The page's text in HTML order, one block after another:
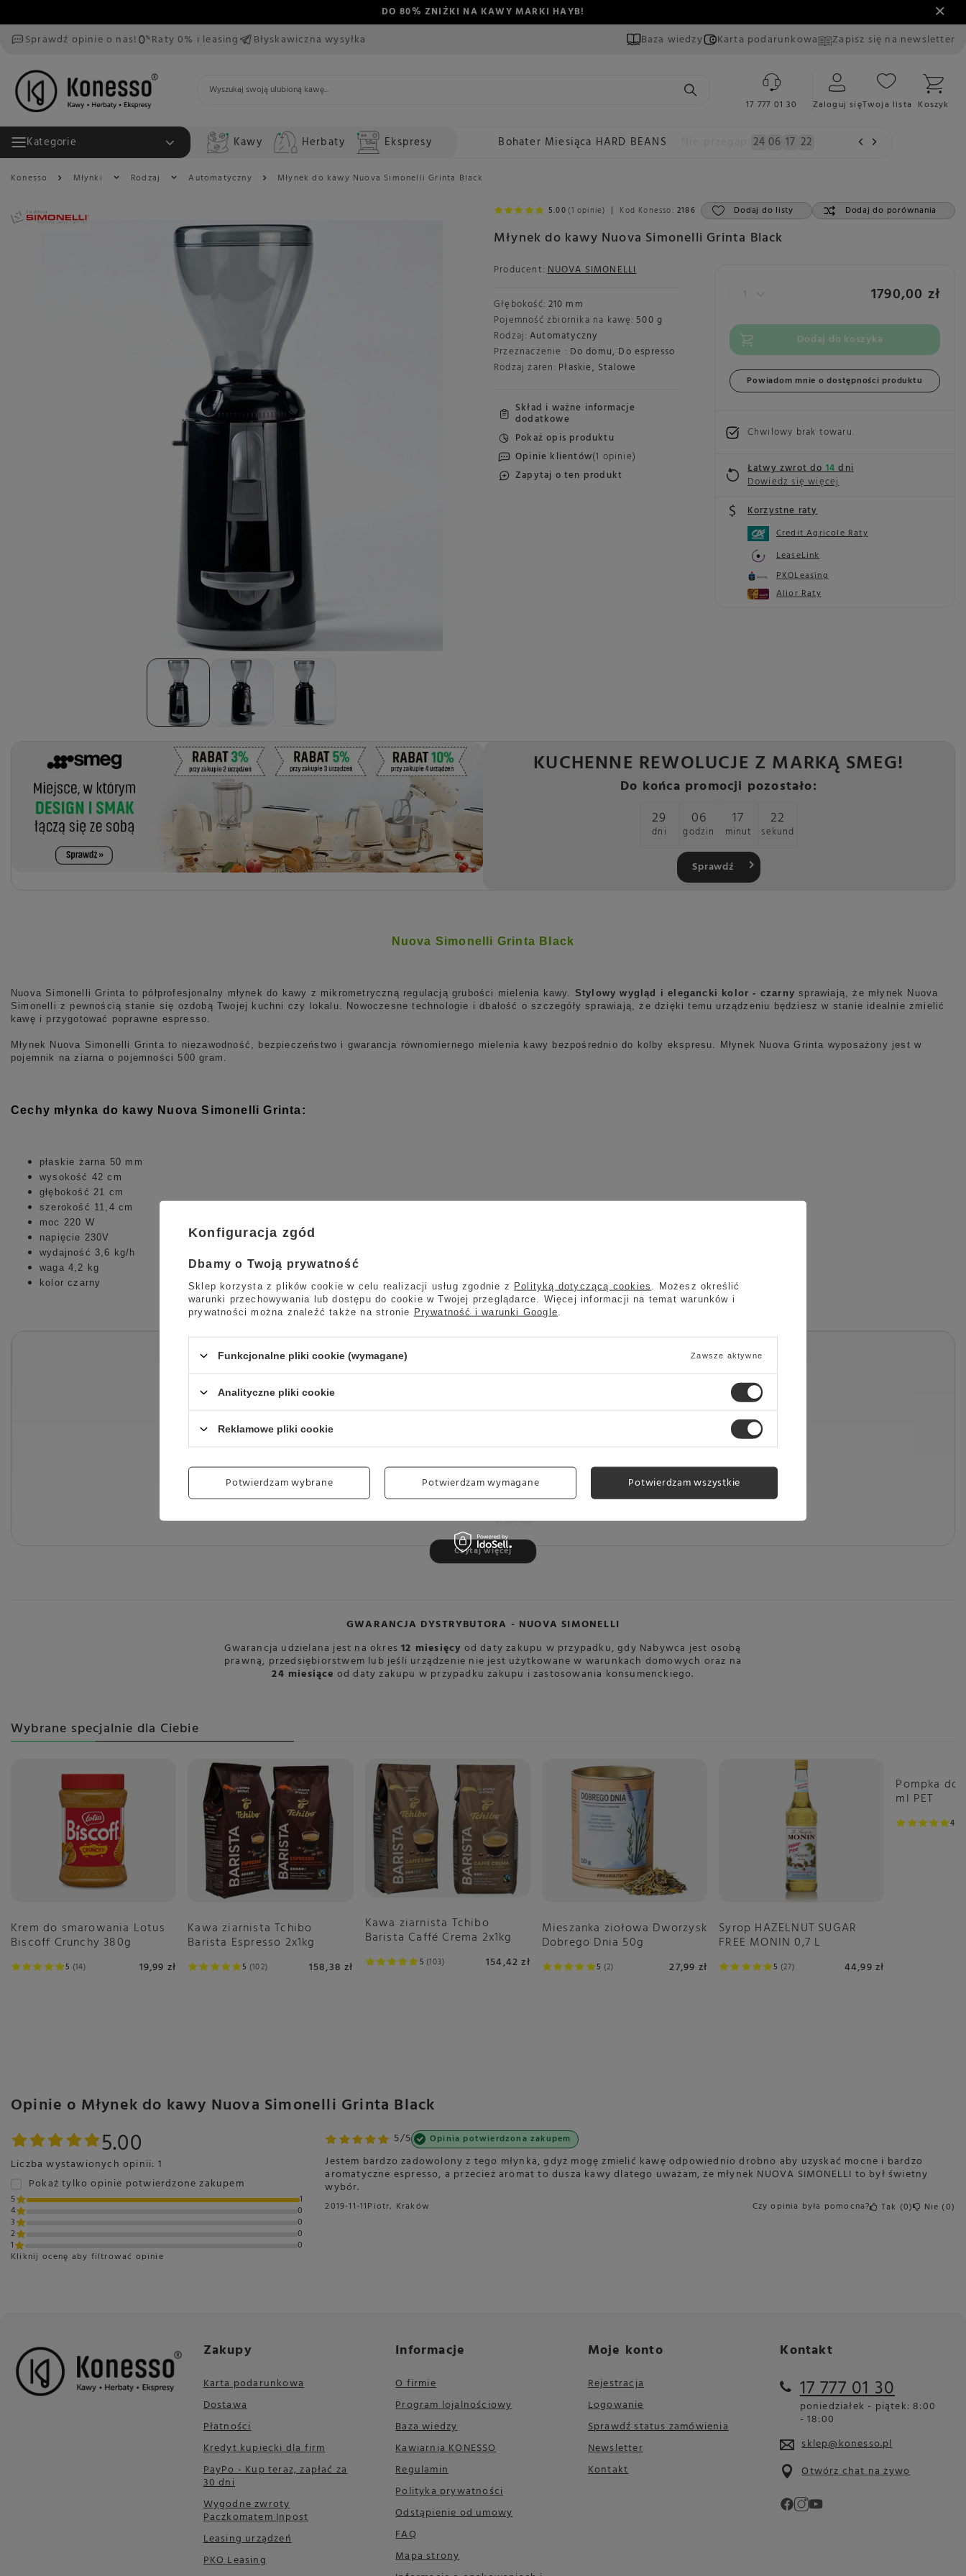
DO 80% ZNIŻKI NA KAWY MARKI HAYB!
Sprawdź opinie o nas!
Raty 0% i leasing Błyskawiczna wysyłka Baza wiedzy Karta podarunkowa Zapisz się na newsletter
17 777 01 30 Zaloguj sięTwoja lista Koszyk
Kategorie Kawy Herbaty Ekspresy Bohater Miesiąca HARD BEANS 24 06 17 21
Konesso Młynki Rodzaj Automatyczny Młynek do kawy Nuova Simonelli Grinta Black
Młynek do kawy Nuova Simonelli Grinta Black
5.00 (1 opinie) Kod Konesso: 2186 Dodaj do listy Dodaj do porównania
Producent: NUOVA SIMONELLI
Głębokość: 210 mm
Pojemność zbiornika na kawę: 500 g
Rodzaj: Automatyczny
Przeznaczenie : Do domu, Do espresso
Rodzaj żaren: Płaskie, Stalowe
Skład i ważne informacje
dodatkowe
Pokaż opis produktu
Opinie klientów(1 opinie)
Zapytaj o ten produkt
1790,00 zł
Dodaj do koszyka
Powiadom mnie o dostępności produktu
Chwilowy brak towaru
Łatwy zwrot do14dni
Dowiedz się więcej
Korzystne raty
Credit Agricole Raty
LeaseLink
PKOLeasing
Alior Raty
KUCHENNE REWOLUCJE Z MARKĄ SMEG!
Do końca promocji pozostało:
29
dni
06
godzin
17
minut
21
sekund
Sprawdź
Nuova Simonelli Grinta Black
Nuova Simonelli Grinta to półprofesjonalny młynek do kawy z mikrometryczną regulacją grubości mielenia kawy. Stylowy wygląd i elegancki kolor - czarnysprawiają, że młynek Nuova
Simonelli z pewnością stanie się ozdobą Twojej kuchni czy lokalu. Nowoczesne technologie i dbałość o szczegóły sprawiają, że dzięki temu urządzeniu będziesz w stanie idealnie zmielić
kawę i przygotować poprawne espresso.
Młynek Nuova Simonelli Grinta to niezawodność, bezpieczeństwo i gwarancja równomiernego mielenia kawy bezpośrednio do kolby ekspresu. Młynek Nuova Grinta wyposażony jest w
pojemnik na ziarna o pojemności 500 gram.
Cechy młynka do kawy Nuova Simonelli Grinta:
płaskie żarna 50 mm
wysokość 42 cm
głębokość 21 cm
szerokość 11,4 cm
moc 220 W
napięcie 230V
wydajność 3,6 kg/h
waga 4,2 kg
kolor czarny
Przeznaczenie
Do domu
Do espresso
Rodzaj żaren
Płaskie
Stalowe
Szerokość
114 mm
Waga
4,2 kg
Wysokość opakowania w centymetrach Więcej
51
Szerokość opakowania w centymetrach Więcej
26
Czytaj więcej
GWARANCJA DYSTRYBUTORA - NUOVA SIMONELLI
Gwarancja udzielana jest na okres12 miesięcy od daty zakupu w przypadku, gdy Nabywca jest osobą
prawną, przedsiębiorstwem lub jeśli urządzenie nie jest użytkowane w warunkach domowych oraz na
24 miesiące od daty zakupu w przypadku zakupu i zastosowania konsumenckiego.
Wybrane specjalnie dla Ciebie
5 14
Krem do smarowania Lotus
Biscoff Crunchy 380g
19,99 zł 5 102
Kawa ziarnista Tchibo
Barista Espresso 2x1kg
158,38 zł 5 103
Kawa ziarnista Tchibo
Barista Caffé Crema 2x1kg
154,42 zł 5 2
Mieszanka ziołowa Dworzysk
Dobrego Dnia 50g
27,99 zł 5 27
Syrop HAZELNUT SUGAR
FREE MONIN 0,7 L
44,99 zł
Pompka do
ml PET
Opinie o Młynek do kawy Nuova Simonelli Grinta Black
5.00
Liczba wystawionych opinii: 1
Pokaż tylko opinie potwierdzone zakupem
5
1
4
0
3
0
2
0
1
0
Kliknij ocenę aby filtrować opinie
5/5 Opinia potwierdzona zakupem
Jestem bardzo zadowolony z tego młynka, gdyż mogę zmielić kawę odpowiednio drobno aby uzyskać mocne i bardzo
aromatyczne espresso, a przecież aromat to dusza kawy dlatego uważam, że młynek NUOVA SIMONELLI to był świetny
wybór.
2019-11-11Piotr, Kraków Czy opinia była pomocna? Tak 0 Nie 0
Zakupy
Karta podarunkowa
Dostawa
Płatności
Kredyt kupiecki dla firm
PayPo - Kup teraz, zapłać za
30 dni
Wygodne zwroty
Paczkomatem Inpost
Leasing urządzeń
PKO Leasing
Informacje
O firmie
Program lojalnościowy
Baza wiedzy
Kawiarnia KONESSO
Regulamin
Polityka prywatności
Odstąpienie od umowy
FAQ
Mapa strony
Moje konto
Rejestracja
Logowanie
Sprawdź status zamówienia
Newsletter
Kontakt
Kontakt
17 777 01 30
poniedziałek - piątek: 8:00
- 18:00
sklep@konesso.pl
Otwórz chat na żywo
Konfiguracja zgód
Dbamy o Twoją prywatność
Sklep korzysta z plików cookie w celu realizacji usług zgodnie z Polityką dotyczącą cookies
. Możesz określić
warunki przechowywania lub dostępu do cookie w Twojej przeglądarce. Więcej informacji na temat warunków i
prywatności można znaleźć także na stronie Prywatność i warunki Google
Funkcjonalne pliki cookie (wymagane) Zawsze aktywne
Analityczne pliki cookie
Reklamowe pliki cookie
Potwierdzam wybrane Potwierdzam wymagane Potwierdzam wszystkie